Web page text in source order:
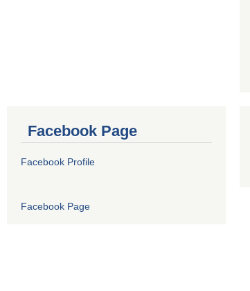
Facebook Page
Facebook Profile
Facebook Page